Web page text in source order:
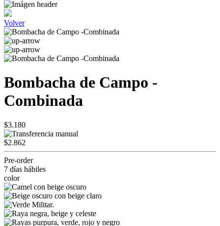
Volver
Bombacha de Campo -
Combinada
$3.180
$2.862
Pre-order
7 días hábiles
color